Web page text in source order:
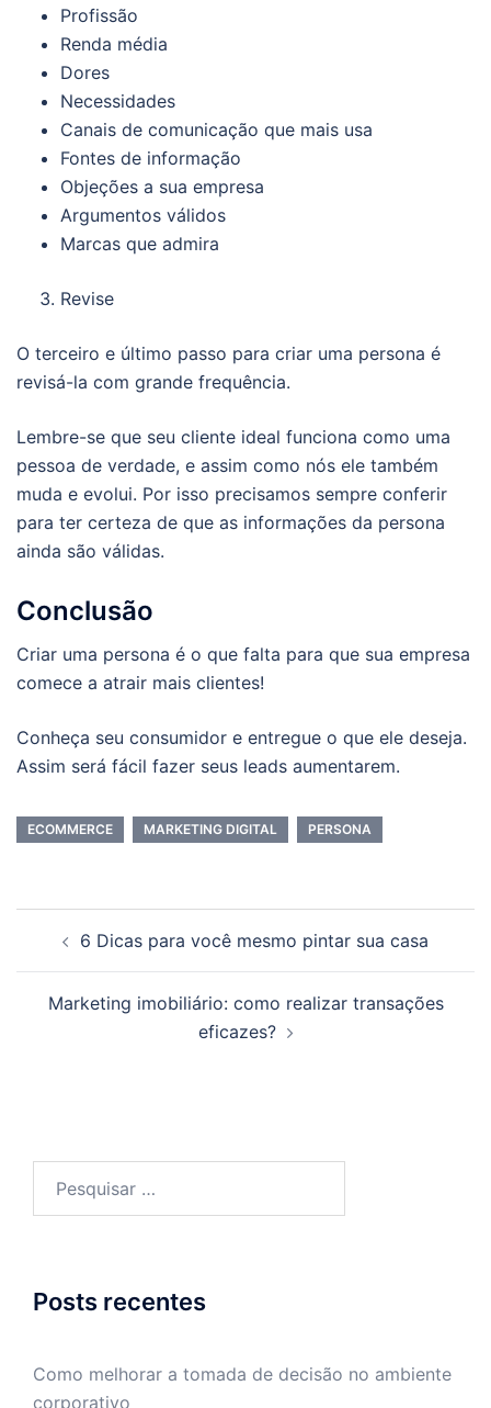
Profissão
Renda média
Dores
Necessidades
Canais de comunicação que mais usa
Fontes de informação
Objeções a sua empresa
Argumentos válidos
Marcas que admira
Revise
O terceiro e último passo para criar uma persona é
revisá-la com grande frequência.
Lembre-se que seu cliente ideal funciona como uma
pessoa de verdade, e assim como nós ele também
muda e evolui. Por isso precisamos sempre conferir
para ter certeza de que as informações da persona
ainda são válidas.
Conclusão
Criar uma persona é o que falta para que sua empresa
comece a atrair mais clientes!
Conheça seu consumidor e entregue o que ele deseja.
Assim será fácil fazer seus leads aumentarem.
ECOMMERCE MARKETING DIGITAL PERSONA
6 Dicas para você mesmo pintar sua casa
Marketing imobiliário: como realizar transações
eficazes?
Posts recentes
Como melhorar a tomada de decisão no ambiente
corporativo